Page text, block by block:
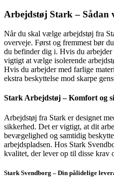
Arbejdstøj Stark – Sådan
Når du skal vælge arbejdstøj fra
overveje. Først og fremmest bør
du befinder dig i. Hvis du
vigtigt at vælge isolerende
Hvis du arbejder med farlige
ekstra beskyttelse mod skarpe
Stark Arbejdstøj – Komfort og
Arbejdstøj fra Stark er designet
sikkerhed. Det er vigtigt, at dit
bevægelighed og samtidig
arbejdspladsen. Hos Stark
kvalitet, der lever op til disse krav
Stark Svendborg – Din pålidelige